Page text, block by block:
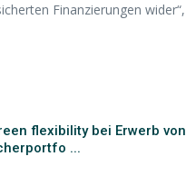
Finanzierungen
flexibility bei Erwerb von
...